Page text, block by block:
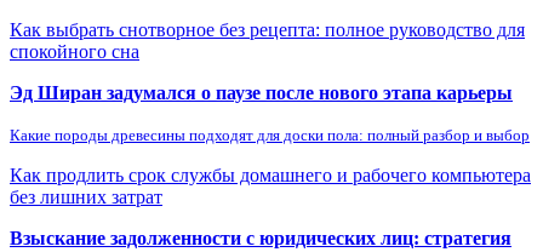
Как выбрать снотворное без рецепта: полное руководство для
спокойного сна
Эд Ширан задумался о паузе после нового этапа карьеры
Какие породы древесины подходят для доски пола: полный разбор и выбор
Как продлить срок службы домашнего и рабочего компьютера
без лишних затрат
Взыскание задолженности с юридических лиц: стратегия